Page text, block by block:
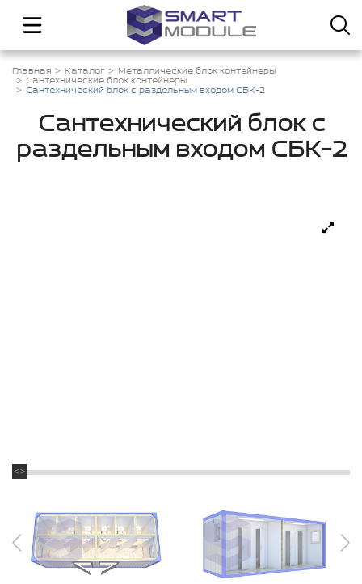
Главная Каталог
Металлические блок контейнеры
Сантехнические блок контейнеры
Сантехнический блок с раздельным входом СБК-2
Сантехнический блок с
раздельным входом СБК-2